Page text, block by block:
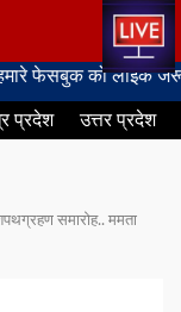
को लाइक जरूर करें
प्रदेश उत्तर प्रदेश
समारोह.. ममता